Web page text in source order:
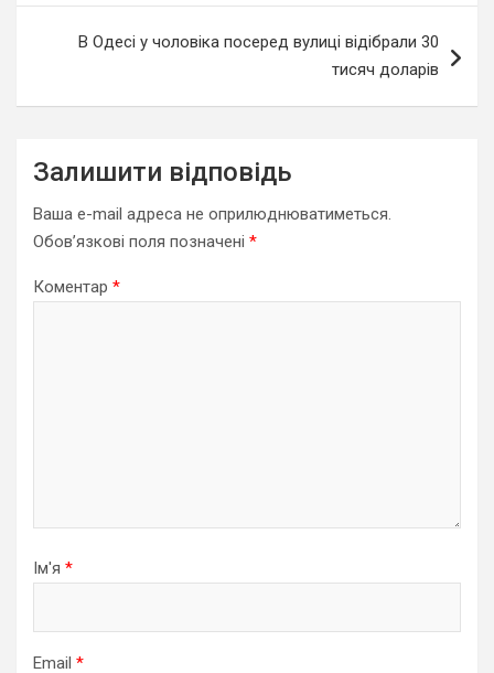
В Одесі у чоловіка посеред вулиці відібрали 30
тисяч доларів
Залишити відповідь
Ваша e-mail адреса не оприлюднюватиметься.
Обов’язкові поля позначені *
Коментар *
Ім'я *
Email *